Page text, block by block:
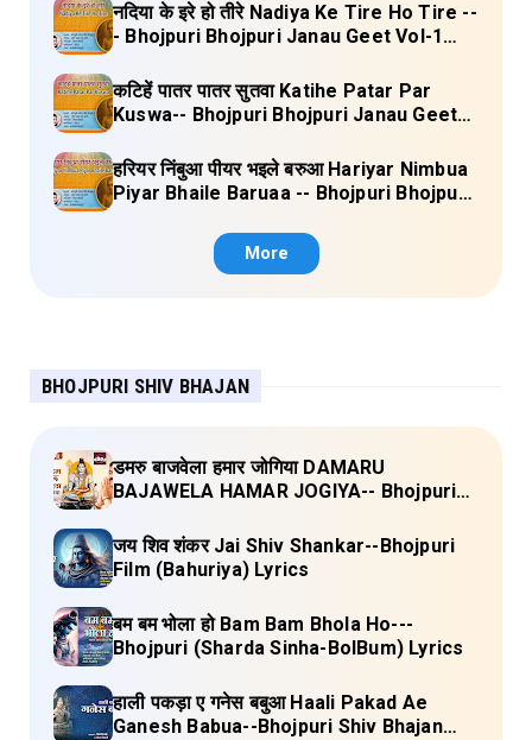
नदिया के इरे हो तीरे Nadiya Ke Tire Ho Tire --
- Bhojpuri Bhojpuri Janau Geet Vol-1
कटिहें पातर पातर सुतवा Katihe Patar Par
Kuswa-- Bhojpuri Bhojpuri Janau Geet
हरियर निंबुआ पीयर भइले बरुआ Hariyar Nimbua
Piyar Bhaile Baruaa -- Bhojpuri Bhojpuri
More
BHOJPURI SHIV BHAJAN
डमरु बाजवेला हमार जोगिया DAMARU
BAJAWELA HAMAR JOGIYA-- Bhojpuri
जय शिव शंकर Jai Shiv Shankar--Bhojpuri
Film (Bahuriya) Lyrics
बम बम भोला हो Bam Bam Bhola Ho---
Bhojpuri (Sharda Sinha-BolBum) Lyrics
हाली पकड़ा ए गनेस बबुआ Haali Pakad Ae
Ganesh Babua--Bhojpuri Shiv Bhajan